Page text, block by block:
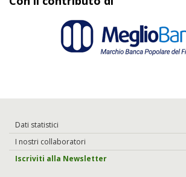
Dati statistici
I nostri collaboratori
Iscriviti alla Newsletter